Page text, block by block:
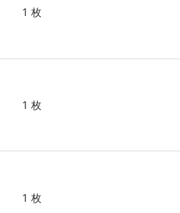
1 枚
1 枚
1 枚